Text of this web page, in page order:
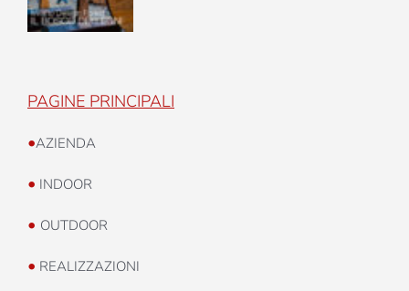
PAGINE PRINCIPALI
•AZIENDA
• INDOOR
• OUTDOOR
• REALIZZAZIONI